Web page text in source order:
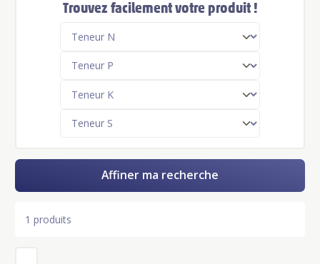
Trouvez facilement votre produit !
Affiner ma recherche
1 produits